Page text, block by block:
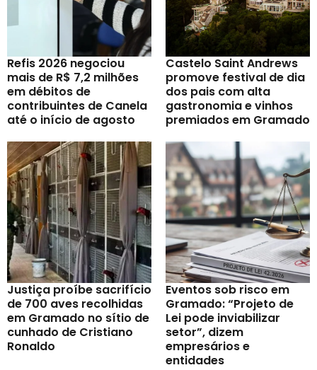
Refis 2026 negociou
mais de R$ 7,2 milhões
em débitos de
contribuintes de Canela
até o início de agosto
Castelo Saint Andrews
promove festival de dia
dos pais com alta
gastronomia e vinhos
premiados em Gramado
Justiça proíbe sacrifício
de 700 aves recolhidas
em Gramado no sítio de
cunhado de Cristiano
Ronaldo
Eventos sob risco em
Gramado: “Projeto de
Lei pode inviabilizar
setor”, dizem
empresários e
entidades